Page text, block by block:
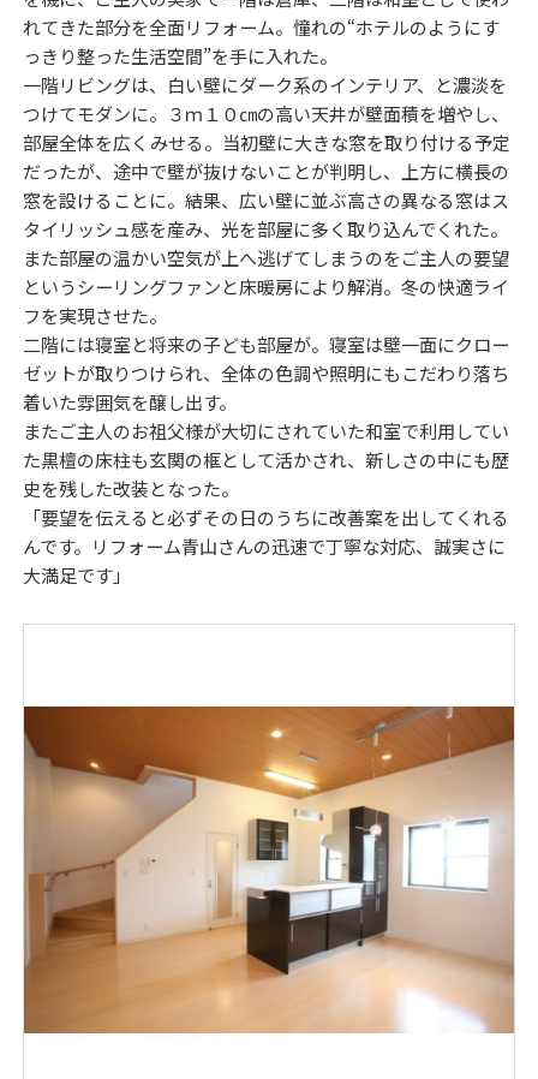
れてきた部分を全面リフォーム。憧れの“ホテルのようにす
っきり整った生活空間”を手に入れた。
一階リビングは、白い壁にダーク系のインテリア、と濃淡を
つけてモダンに。３ｍ１０㎝の高い天井が壁面積を増やし、
部屋全体を広くみせる。当初壁に大きな窓を取り付ける予定
だったが、途中で壁が抜けないことが判明し、上方に横長の
窓を設けることに。結果、広い壁に並ぶ高さの異なる窓はス
タイリッシュ感を産み、光を部屋に多く取り込んでくれた。
また部屋の温かい空気が上へ逃げてしまうのをご主人の要望
というシーリングファンと床暖房により解消。冬の快適ライ
フを実現させた。
二階には寝室と将来の子ども部屋が。寝室は壁一面にクロー
ゼットが取りつけられ、全体の色調や照明にもこだわり落ち
着いた雰囲気を醸し出す。
またご主人のお祖父様が大切にされていた和室で利用してい
た黒檀の床柱も玄関の框として活かされ、新しさの中にも歴
史を残した改装となった。
「要望を伝えると必ずその日のうちに改善案を出してくれる
んです。リフォーム青山さんの迅速で丁寧な対応、誠実さに
大満足です」